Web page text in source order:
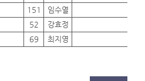
151 임수열
52 강효정
69 최지영